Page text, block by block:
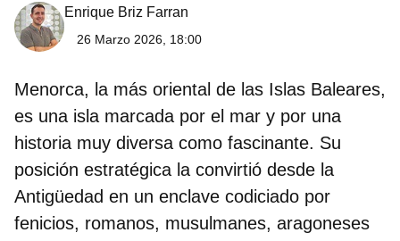
Enrique Briz Farran
26 Marzo 2026, 18:00
Menorca, la más oriental de las Islas Baleares,
es una isla marcada por el mar y por una
historia muy diversa como fascinante. Su
posición estratégica la convirtió desde la
Antigüedad en un enclave codiciado por
fenicios, romanos, musulmanes, aragoneses